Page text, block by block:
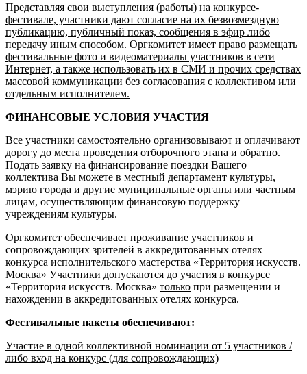
Представляя свои выступления (работы) на конкурсе-
фестивале, участники дают согласие на их безвозмездную
публикацию, публичный показ, сообщения в эфир либо
передачу иным способом. Оргкомитет имеет право размещать
фестивальные фото и видеоматериалы участников в сети
Интернет, а также использовать их в СМИ и прочих средствах
массовой коммуникации без согласования с коллективом или
отдельным исполнителем.
ФИНАНСОВЫЕ УСЛОВИЯ УЧАСТИЯ
Все участники самостоятельно организовывают и оплачивают
дорогу до места проведения отборочного этапа и обратно.
Подать заявку на финансирование поездки Вашего
коллектива Вы можете в местный департамент культуры,
мэрию города и другие муниципальные органы или частным
лицам, осуществляющим финансовую поддержку
учреждениям культуры.
Оргкомитет обеспечивает проживание участников и
сопровождающих зрителей в аккредитованных отелях
конкурса исполнительского мастерства «Территория искусств.
Москва» Участники допускаются до участия в конкурсе
«Территория искусств. Москва» только при размещении и
нахождении в аккредитованных отелях конкурса.
Фестивальные пакеты обеспечивают:
Участие в одной коллективной номинации от 5 участников /
либо вход на конкурс (для сопровождающих)